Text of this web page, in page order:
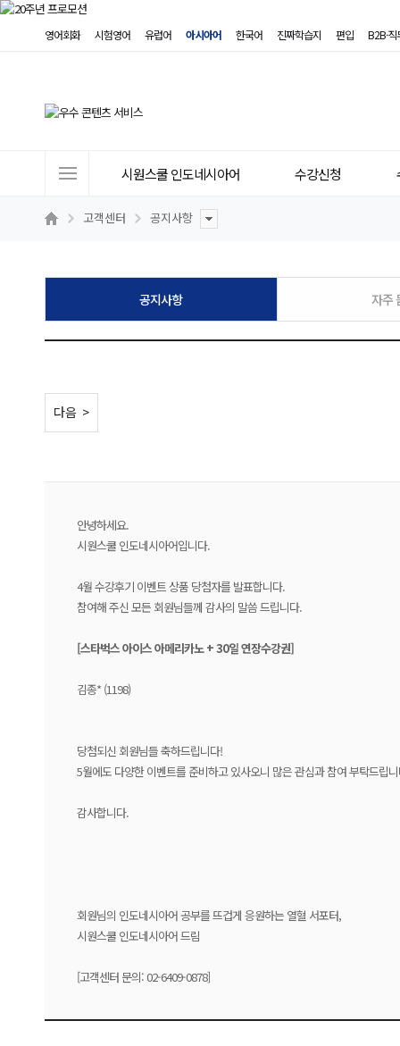
영어회화 시험영어 유럽어 아시아어 한국어 진짜학습지 편입 B2B·
트
시원스쿨 인도네시아어 수강신청
고객센터 공지사항
공지사항 자주
< 이전
다음 >
안녕하세요.
시원스쿨 인도네시아어입니다.
4월 수강후기 이벤트 상품 당첨자를 발표합니다.
참여해 주신 모든 회원님들께 감사의 말씀 드립니다.
[스타벅스 아이스 아메리카노 + 30일 연장수강권]
김종* (1198)
당첨되신 회원님들 축하드립니다!
5월에도 다양한 이벤트를 준비하고 있사오니 많은 관심과 참여 부탁드립
감사합니다.
회원님의 인도네시아어 공부를 뜨겁게 응원하는 열혈 서포터,
시원스쿨 인도네시아어 드림
[고객센터 문의: 02-6409-0878]